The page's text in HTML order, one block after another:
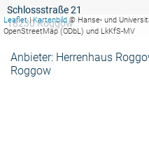
Leaflet|Kartenbild© Hanse- und
OpenStreetMap (ODbL) und LkKfS-MV
Schlossstraße 21
18230 Roggow
Anbieter: Herrenhaus
Roggow